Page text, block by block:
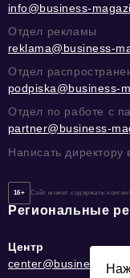
info@business-
Отдел рекламы
reklama@business-
Отдел
podpiska@business-
Отдел по работе с
partner@business-
Написать директору
16+ Сайт может содержать
Региональные
Центр
center@business-